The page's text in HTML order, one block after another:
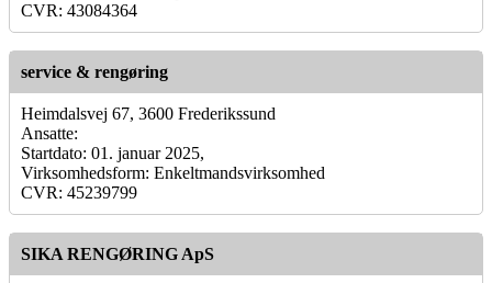
CVR: 43084364
service & rengøring
Heimdalsvej 67, 3600 Frederikssund
Ansatte:
Startdato: 01. januar 2025,
Virksomhedsform: Enkeltmandsvirksomhed
CVR: 45239799
SIKA RENGØRING ApS